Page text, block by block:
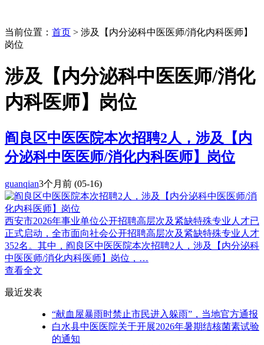
当前位置： 首页 > 涉及【内分泌科中医医师/消化内科医师】
岗位
涉及【内分泌科中医医师/消化
内科医师】岗位
阎良区中医医院本次招聘2人，涉及【内
分泌科中医医师/消化内科医师】岗位
guanqian3个月前 (05-16)
西安市2026年事业单位公开招聘高层次及紧缺特殊专业人才已
正式启动，全市面向社会公开招聘高层次及紧缺特殊专业人才
352名。其中，阎良区中医医院本次招聘2人，涉及【内分泌科
中医医师/消化内科医师】岗位，…
查看全文
最近发表
“献血屋暴雨时禁止市民进入躲雨”，当地官方通报
白水县中医医院关于开展2026年暑期结核菌素试验
的通知